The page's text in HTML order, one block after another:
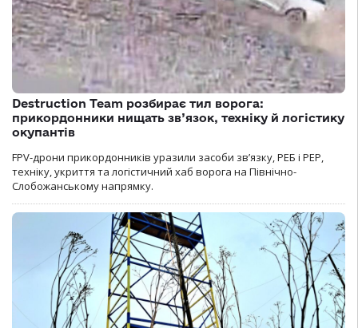
Destruction Team розбирає тил ворога:
прикордонники нищать зв’язок, техніку й логістику
окупантів
FPV-дрони прикордонників уразили засоби зв’язку, РЕБ і РЕР,
техніку, укриття та логістичний хаб ворога на Північно-
Слобожанському напрямку.